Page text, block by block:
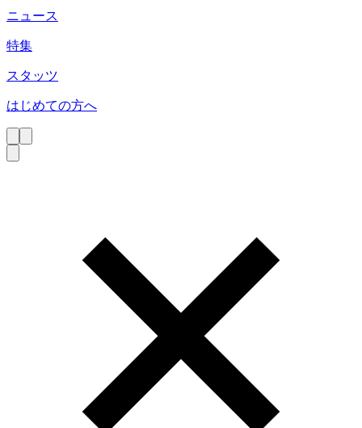
ニュース
特集
スタッツ
はじめての方へ